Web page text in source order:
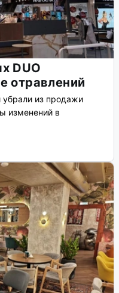
DUO
отравлений
убрали из продажи
изменений в